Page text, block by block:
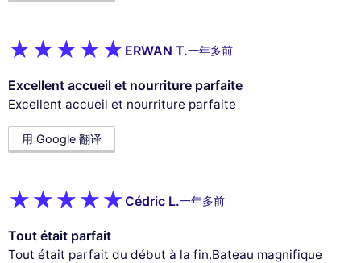
ERWAN T.一年多前
Excellent accueil et nourriture parfaite
Excellent accueil et nourriture parfaite
用 Google 翻译
Cédric L.一年多前
Tout était parfait
Tout était parfait du début à la fin.Bateau magnifique